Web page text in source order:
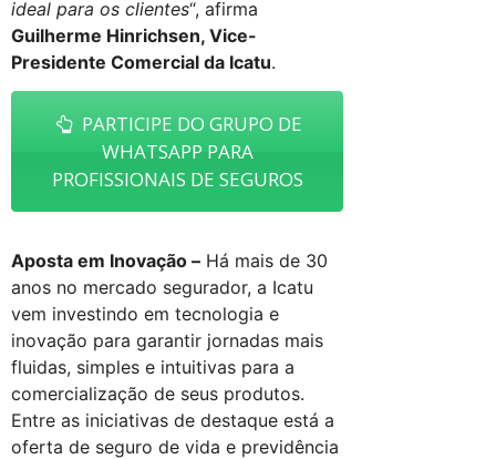
ideal para os clientes“, afirma
Guilherme Hinrichsen, Vice-
Presidente Comercial da Icatu.
PARTICIPE DO GRUPO DE
WHATSAPP PARA
PROFISSIONAIS DE SEGUROS
Aposta em Inovação – Há mais de 30
anos no mercado segurador, a Icatu
vem investindo em tecnologia e
inovação para garantir jornadas mais
fluidas, simples e intuitivas para a
comercialização de seus produtos.
Entre as iniciativas de destaque está a
oferta de seguro de vida e previdência